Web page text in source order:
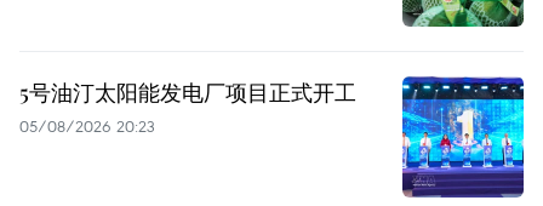
5号油汀太阳能发电厂项目正式开工
05/08/2026 20:23